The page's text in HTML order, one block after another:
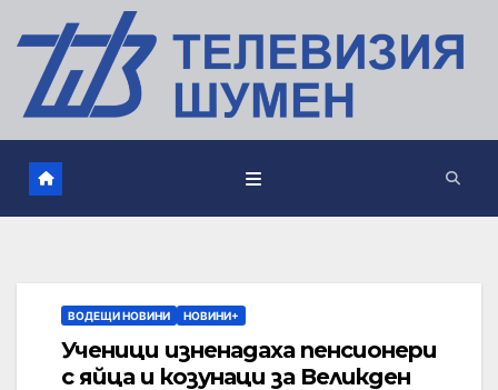
ВОДЕЩИ НОВИНИ НОВИНИ+
Ученици изненадаха пенсионери
с яйца и козунаци за Великден